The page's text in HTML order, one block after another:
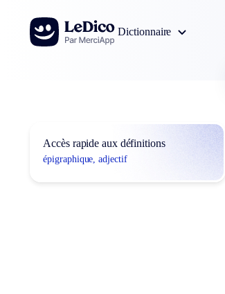
Aller au contenu
Dictionnaire
Accès rapide aux définitions
épigraphique, adjectif